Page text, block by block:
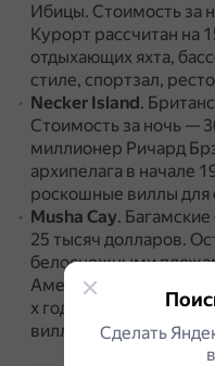
Ибицы. Стоимость за
Курорт рассчитан на
отдыхающих яхта,
стиле, спортзал,
Necker Island.
Стоимость за ночь —
миллионер Ричард
архипелага в начале
роскошные виллы для
Musha Cay. Багамские
25 тысяч долларов.
белоснежными
Американский
х годах XX века и
виллы и гостевой дом
Сделать